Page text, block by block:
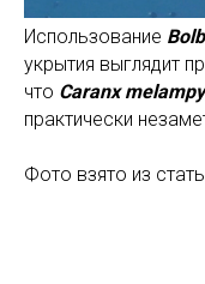
Использование
укрытия выглядит
что Caranx
практически
Фото взято из